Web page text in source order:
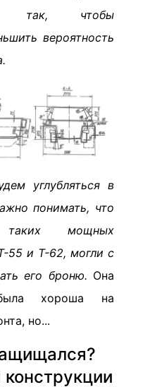
так, чтобы
вероятность
углубляться в
понимать, что
мощных
55 и Т-62, могли с
его броню. Она
была хороша на
но...